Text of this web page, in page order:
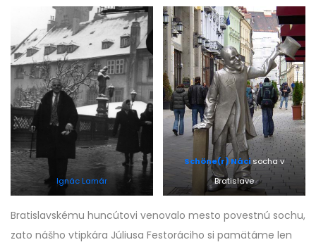
Ignác Lamár
Schöne(r) Náci socha v
Bratislave
Bratislavskému huncútovi venovalo mesto povestnú sochu,
zato nášho vtipkára Júliusa Festoráciho si pamätáme len